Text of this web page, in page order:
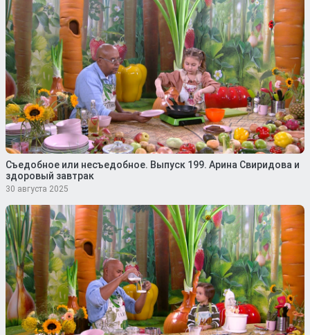
Съедобное или несъедобное. Выпуск 199. Арина Свиридова и
здоровый завтрак
30 августа 2025